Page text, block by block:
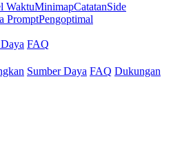
WaktuMinimapCatatanSide
PromptPengoptimal
FAQ
Sumber Daya FAQ Dukungan